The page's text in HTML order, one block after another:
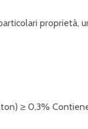
proprietà,
≥ 0,3%